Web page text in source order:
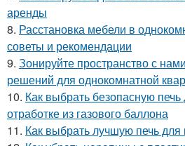
аренды
8. Расстановка мебели в
советы и рекомендации
9. Зонируйте пространство с
решений для однокомнатной
10. Как выбрать безопасную
отработке из газового баллона
11. Как выбрать лучшую печь